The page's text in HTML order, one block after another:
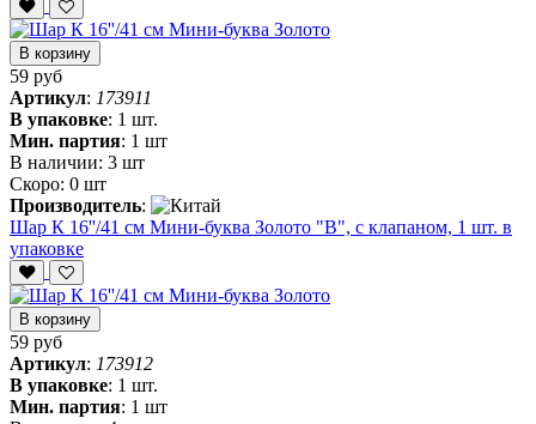
В корзину
59 руб
Артикул: 173911
В упаковке: 1 шт.
Мин. партия: 1 шт
В наличии: 3 шт
Скоро: 0 шт
Производитель:
Шар К 16''/41 см Мини-буква Золото "В", с клапаном, 1 шт. в
упаковке
В корзину
59 руб
Артикул: 173912
В упаковке: 1 шт.
Мин. партия: 1 шт